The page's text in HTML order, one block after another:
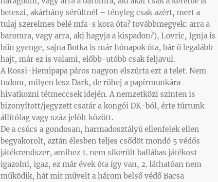
beteszi, akárhány sérültnél – tényleg csak azért, mert a
tulaj szerelmes belé mfa-s kora óta? továbbmegyek: arra a
baromra, vagy arra, aki hagyja a kispadon?), Lovric, Ignja is
bűn gyenge, sajna Botka is már hónapok óta, bár ő legalább
hajt, már ez is valami, előbb-utóbb csak feljavul.
A Rossi-Hemipapa páros nagyon elszúrta ezt a telet. Nem
tudom, milyen lesz Dark, de röhej a papírmunkára
hivatkozni tétmeccsek idején. A nemzetközi szinten is
bizonyított/jegyzett csatár a kongói DK-ból, érte túrtunk
állítólag vagy száz jelölt között.
De a csúcs a gondosan, harmadosztályú ellenfelek ellen
begyakorolt, aztán élesben teljes csődöt mondó 5 védős
játékrendszer, amihez 1. nem sikerült ballábas játékost
igazolni, igaz, ez már évek óta így van, 2. láthatóan nem
működik, hát mit művelt a három belső védő Bacsa